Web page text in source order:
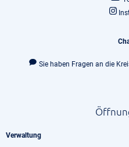
Sie haben Fragen an die
Verwaltung